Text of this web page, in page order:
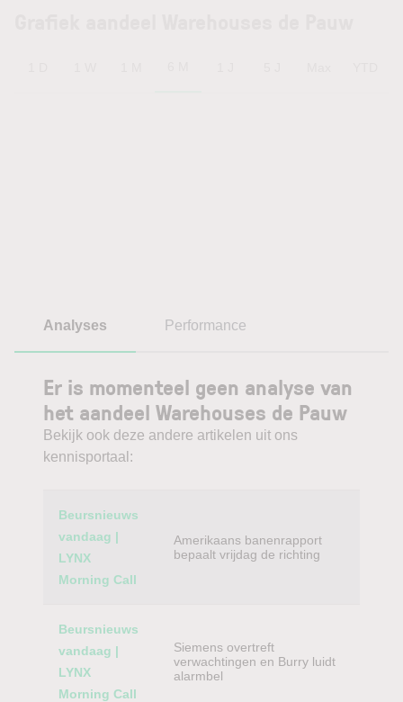
Analyses Performance
Er is momenteel geen analyse van
het aandeel Warehouses de Pauw
Bekijk ook deze andere artikelen uit ons
kennisportaal:
Category
Beursnieuws
vandaag |
LYNX
Morning Call
Amerikaans banenrapport
bepaalt vrijdag de richting
Beursnieuws
vandaag |
LYNX
Morning Call
Siemens overtreft
verwachtingen en Burry luidt
alarmbel